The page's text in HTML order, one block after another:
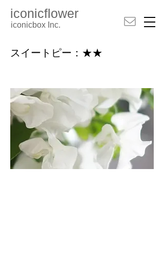
iconicflower
iconicbox Inc.
スイートピー：★★